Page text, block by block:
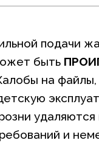
подачи
быть
на файлы,
и